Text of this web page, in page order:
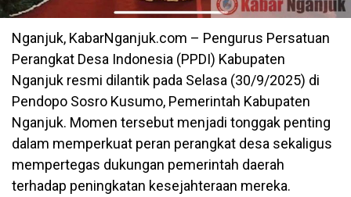
Nganjuk, KabarNganjuk.com – Pengurus Persatuan
Perangkat Desa Indonesia (PPDI) Kabupaten
Nganjuk resmi dilantik pada Selasa (30/9/2025) di
Pendopo Sosro Kusumo, Pemerintah Kabupaten
Nganjuk. Momen tersebut menjadi tonggak penting
dalam memperkuat peran perangkat desa sekaligus
mempertegas dukungan pemerintah daerah
terhadap peningkatan kesejahteraan mereka.